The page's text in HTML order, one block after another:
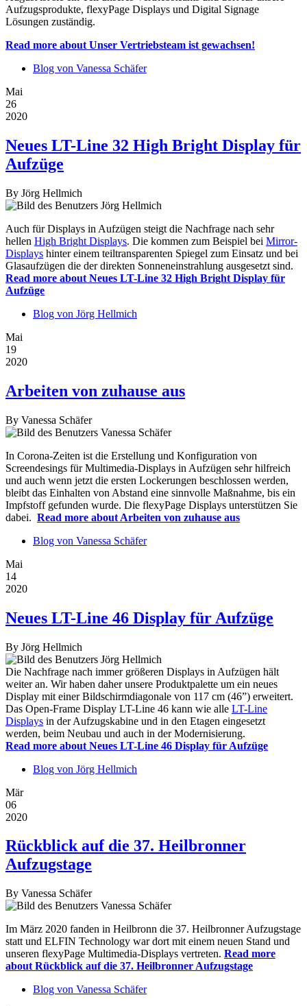
Aufzugsprodukte, flexyPage Displays und Digital Signage
Lösungen zuständig.
Read more about Unser Vertriebsteam ist gewachsen!
Blog von Vanessa Schäfer
Mai
26
2020
Neues LT-Line 32 High Bright Display für
Aufzüge
By Jörg Hellmich
Auch für Displays in Aufzügen steigt die Nachfrage nach sehr
hellen High Bright Displays. Die kommen zum Beispiel bei Mirror-
Displays hinter einem teiltransparenten Spiegel zum Einsatz und bei
Glasaufzügen die der direkten Sonneneinstrahlung ausgesetzt sind.
Read more about Neues LT-Line 32 High Bright Display für
Aufzüge
Blog von Jörg Hellmich
Mai
19
2020
Arbeiten von zuhause aus
By Vanessa Schäfer
In Corona-Zeiten ist die Erstellung und Konfiguration von
Screendesings für Multimedia-Displays in Aufzügen sehr hilfreich
und auch wenn jetzt die ersten Lockerungen beschlossen werden,
bleibt das Einhalten von Abstand eine sinnvolle Maßnahme, bis ein
Impfstoff gefunden wurde. Die flexyPage Displays unterstützen Sie
dabei. Read more about Arbeiten von zuhause aus
Blog von Vanessa Schäfer
Mai
14
2020
Neues LT-Line 46 Display für Aufzüge
By Jörg Hellmich
Die Nachfrage nach immer größeren Displays in Aufzügen hält
weiter an. Wir haben daher unsere Produktpalette um ein neues
Display mit einer Bildschirmdiagonale von 117 cm (46”) erweitert.
Das Open-Frame Display LT-Line 46 kann wie alle LT-Line
Displays in der Aufzugskabine und in den Etagen eingesetzt
werden, beim Neubau und auch in der Modernisierung.
Read more about Neues LT-Line 46 Display für Aufzüge
Blog von Jörg Hellmich
Mär
06
2020
Rückblick auf die 37. Heilbronner
Aufzugstage
By Vanessa Schäfer
Im März 2020 fanden in Heilbronn die 37. Heilbronner Aufzugstage
statt und ELFIN Technology war dort mit einem neuen Stand und
unseren flexyPage Multimedia-Displays vertreten. Read more
about Rückblick auf die 37. Heilbronner Aufzugstage
Blog von Vanessa Schäfer